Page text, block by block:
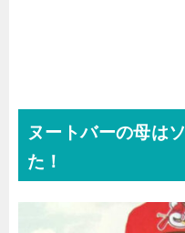
ヌートバーの母は
た！